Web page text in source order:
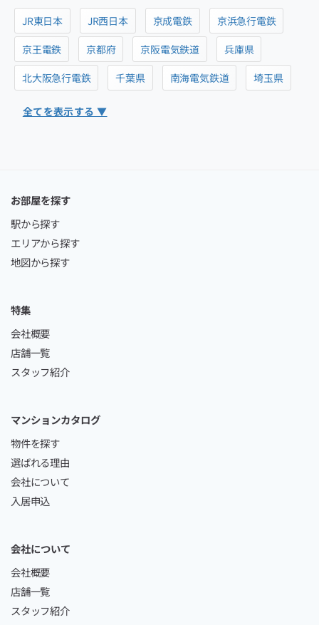
JR東日本 JR西日本 京成電鉄
京浜急行電鉄
京王電鉄
京都府 京阪電気鉄道
兵庫県
北大阪急行電鉄
千葉県 南海電気鉄道 埼玉県
全てを表示する ▼
お部屋を探す
駅から探す
エリアから探す
地図から探す
特集
会社概要
店舗一覧
スタッフ紹介
マンションカタログ
物件を探す
選ばれる理由
会社について
入居申込
会社について
会社概要
店舗一覧
スタッフ紹介